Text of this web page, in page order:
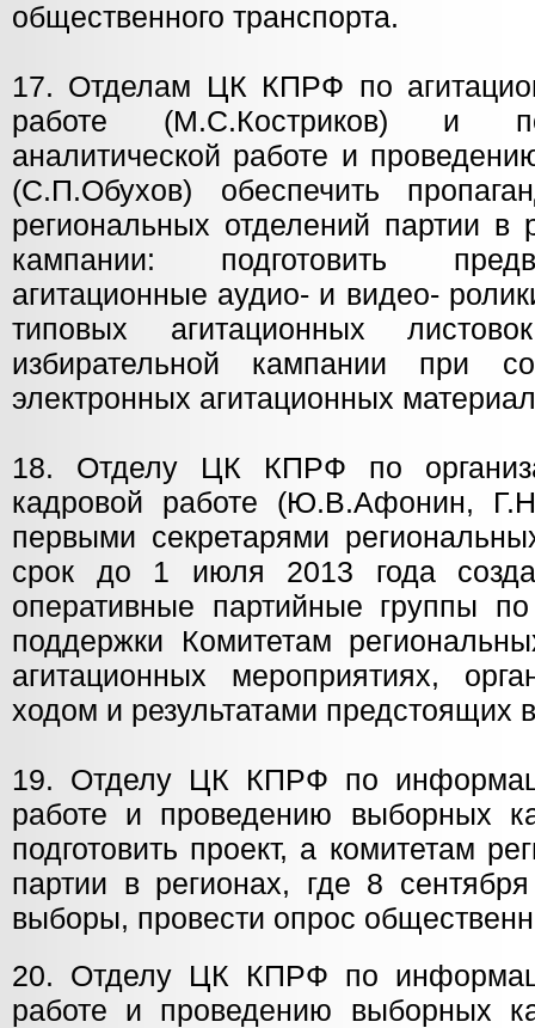
общественного транспорта.
17. Отделам ЦК КПРФ по
работе (М.С.Костриков) и
аналитической работе и
(С.П.Обухов) обеспечить
региональных отделений партии в
кампании: подготовить
агитационные аудио- и видео-
типовых агитационных
избирательной кампании при
электронных агитационных
18. Отделу ЦК КПРФ по
кадровой работе (Ю.В.Афонин,
первыми секретарями
срок до 1 июля 2013 года
оперативные партийные группы
поддержки Комитетам
агитационных мероприятиях,
ходом и результатами предстоящих
19. Отделу ЦК КПРФ по
работе и проведению выборных
подготовить проект, а комитетам
партии в регионах, где 8
выборы, провести опрос
20. Отделу ЦК КПРФ по
работе и проведению выборных